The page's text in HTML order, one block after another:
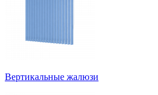
Вертикальные жалюзи